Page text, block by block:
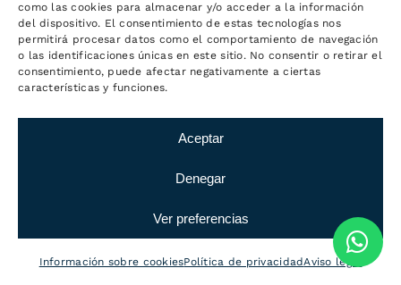
como las cookies para almacenar y/o acceder a la información
del dispositivo. El consentimiento de estas tecnologías nos
permitirá procesar datos como el comportamiento de navegación
o las identificaciones únicas en este sitio. No consentir o retirar el
consentimiento, puede afectar negativamente a ciertas
características y funciones.
Aceptar
Denegar
Ver preferencias
Información sobre cookiesPolítica de privacidadAviso legal